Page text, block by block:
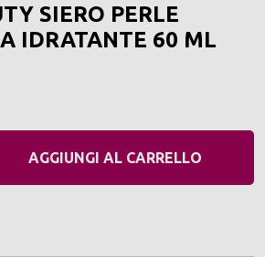
SIERO PERLE
IDRATANTE 60 ML
QUANTITÀ:
AGGIUNGI AL CARRELLO